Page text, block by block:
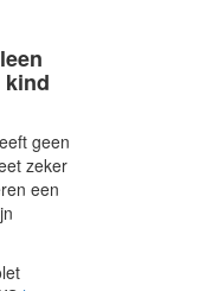
geen
zeker
een